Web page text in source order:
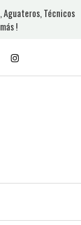
Aguateros, Técnicos
!